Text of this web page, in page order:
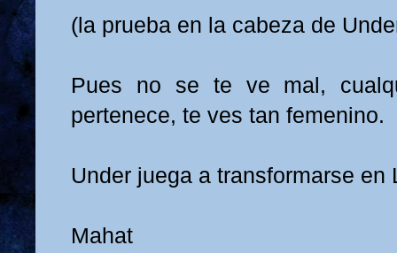
(la prueba en la cabeza de
Pues no se te ve mal,
pertenece, te ves tan femenino.
Under juega a transformarse en
Mahat